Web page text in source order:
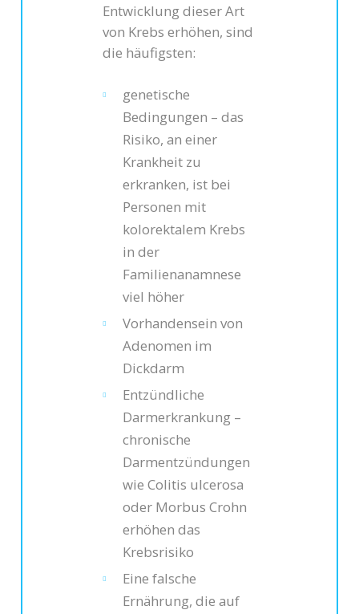
Entwicklung dieser Art
von Krebs erhöhen, sind
die häufigsten:
genetische
Bedingungen – das
Risiko, an einer
Krankheit zu
erkranken, ist bei
Personen mit
kolorektalem Krebs
in der
Familienanamnese
viel höher
Vorhandensein von
Adenomen im
Dickdarm
Entzündliche
Darmerkrankung –
chronische
Darmentzündungen
wie Colitis ulcerosa
oder Morbus Crohn
erhöhen das
Krebsrisiko
Eine falsche
Ernährung, die auf